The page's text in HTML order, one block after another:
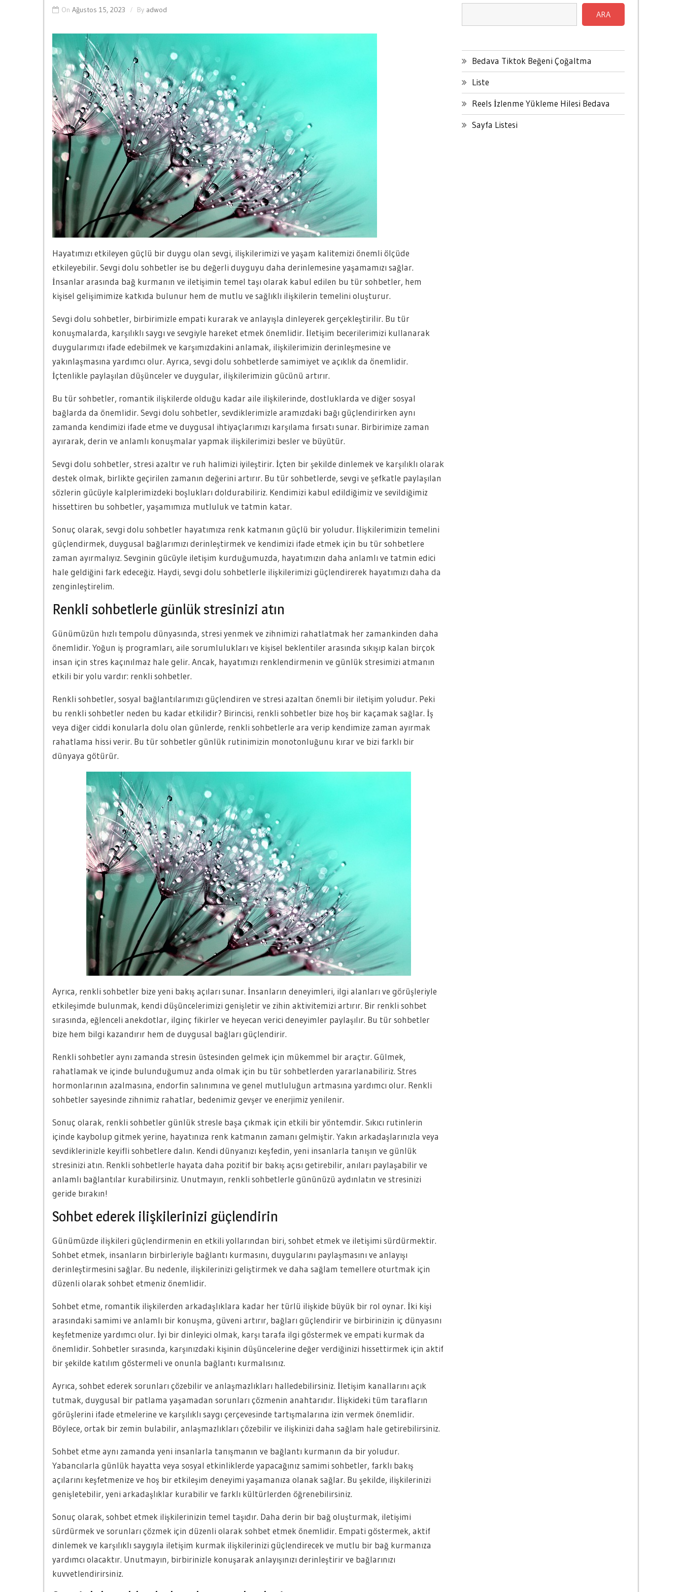
On Ağustos 15, 2023 By adwod
Hayatımızı etkileyen güçlü bir duygu olan sevgi, ilişkilerimizi ve yaşam kalitemizi önemli ölçüde
etkileyebilir. Sevgi dolu sohbetler ise bu değerli duyguyu daha derinlemesine yaşamamızı sağlar.
İnsanlar arasında bağ kurmanın ve iletişimin temel taşı olarak kabul edilen bu tür sohbetler, hem
kişisel gelişimimize katkıda bulunur hem de mutlu ve sağlıklı ilişkilerin temelini oluşturur.
Sevgi dolu sohbetler, birbirimizle empati kurarak ve anlayışla dinleyerek gerçekleştirilir. Bu tür
konuşmalarda, karşılıklı saygı ve sevgiyle hareket etmek önemlidir. İletişim becerilerimizi kullanarak
duygularımızı ifade edebilmek ve karşımızdakini anlamak, ilişkilerimizin derinleşmesine ve
yakınlaşmasına yardımcı olur. Ayrıca, sevgi dolu sohbetlerde samimiyet ve açıklık da önemlidir.
İçtenlikle paylaşılan düşünceler ve duygular, ilişkilerimizin gücünü artırır.
Bu tür sohbetler, romantik ilişkilerde olduğu kadar aile ilişkilerinde, dostluklarda ve diğer sosyal
bağlarda da önemlidir. Sevgi dolu sohbetler, sevdiklerimizle aramızdaki bağı güçlendirirken aynı
zamanda kendimizi ifade etme ve duygusal ihtiyaçlarımızı karşılama fırsatı sunar. Birbirimize zaman
ayırarak, derin ve anlamlı konuşmalar yapmak ilişkilerimizi besler ve büyütür.
Sevgi dolu sohbetler, stresi azaltır ve ruh halimizi iyileştirir. İçten bir şekilde dinlemek ve karşılıklı olarak
destek olmak, birlikte geçirilen zamanın değerini artırır. Bu tür sohbetlerde, sevgi ve şefkatle paylaşılan
sözlerin gücüyle kalplerimizdeki boşlukları doldurabiliriz. Kendimizi kabul edildiğimiz ve sevildiğimiz
hissettiren bu sohbetler, yaşamımıza mutluluk ve tatmin katar.
Sonuç olarak, sevgi dolu sohbetler hayatımıza renk katmanın güçlü bir yoludur. İlişkilerimizin temelini
güçlendirmek, duygusal bağlarımızı derinleştirmek ve kendimizi ifade etmek için bu tür sohbetlere
zaman ayırmalıyız. Sevginin gücüyle iletişim kurduğumuzda, hayatımızın daha anlamlı ve tatmin edici
hale geldiğini fark edeceğiz. Haydi, sevgi dolu sohbetlerle ilişkilerimizi güçlendirerek hayatımızı daha da
zenginleştirelim.
Renkli sohbetlerle günlük stresinizi atın
Günümüzün hızlı tempolu dünyasında, stresi yenmek ve zihnimizi rahatlatmak her zamankinden daha
önemlidir. Yoğun iş programları, aile sorumlulukları ve kişisel beklentiler arasında sıkışıp kalan birçok
insan için stres kaçınılmaz hale gelir. Ancak, hayatımızı renklendirmenin ve günlük stresimizi atmanın
etkili bir yolu vardır: renkli sohbetler.
Renkli sohbetler, sosyal bağlantılarımızı güçlendiren ve stresi azaltan önemli bir iletişim yoludur. Peki
bu renkli sohbetler neden bu kadar etkilidir? Birincisi, renkli sohbetler bize hoş bir kaçamak sağlar. İş
veya diğer ciddi konularla dolu olan günlerde, renkli sohbetlerle ara verip kendimize zaman ayırmak
rahatlama hissi verir. Bu tür sohbetler günlük rutinimizin monotonluğunu kırar ve bizi farklı bir
dünyaya götürür.
Ayrıca, renkli sohbetler bize yeni bakış açıları sunar. İnsanların deneyimleri, ilgi alanları ve görüşleriyle
etkileşimde bulunmak, kendi düşüncelerimizi genişletir ve zihin aktivitemizi artırır. Bir renkli sohbet
sırasında, eğlenceli anekdotlar, ilginç fikirler ve heyecan verici deneyimler paylaşılır. Bu tür sohbetler
bize hem bilgi kazandırır hem de duygusal bağları güçlendirir.
Renkli sohbetler aynı zamanda stresin üstesinden gelmek için mükemmel bir araçtır. Gülmek,
rahatlamak ve içinde bulunduğumuz anda olmak için bu tür sohbetlerden yararlanabiliriz. Stres
hormonlarının azalmasına, endorfin salınımına ve genel mutluluğun artmasına yardımcı olur. Renkli
sohbetler sayesinde zihnimiz rahatlar, bedenimiz gevşer ve enerjimiz yenilenir.
Sonuç olarak, renkli sohbetler günlük stresle başa çıkmak için etkili bir yöntemdir. Sıkıcı rutinlerin
içinde kaybolup gitmek yerine, hayatınıza renk katmanın zamanı gelmiştir. Yakın arkadaşlarınızla veya
sevdiklerinizle keyifli sohbetlere dalın. Kendi dünyanızı keşfedin, yeni insanlarla tanışın ve günlük
stresinizi atın. Renkli sohbetlerle hayata daha pozitif bir bakış açısı getirebilir, anıları paylaşabilir ve
anlamlı bağlantılar kurabilirsiniz. Unutmayın, renkli sohbetlerle gününüzü aydınlatın ve stresinizi
geride bırakın!
Sohbet ederek ilişkilerinizi güçlendirin
Günümüzde ilişkileri güçlendirmenin en etkili yollarından biri, sohbet etmek ve iletişimi sürdürmektir.
Sohbet etmek, insanların birbirleriyle bağlantı kurmasını, duygularını paylaşmasını ve anlayışı
derinleştirmesini sağlar. Bu nedenle, ilişkilerinizi geliştirmek ve daha sağlam temellere oturtmak için
düzenli olarak sohbet etmeniz önemlidir.
Sohbet etme, romantik ilişkilerden arkadaşlıklara kadar her türlü ilişkide büyük bir rol oynar. İki kişi
arasındaki samimi ve anlamlı bir konuşma, güveni artırır, bağları güçlendirir ve birbirinizin iç dünyasını
keşfetmenize yardımcı olur. İyi bir dinleyici olmak, karşı tarafa ilgi göstermek ve empati kurmak da
önemlidir. Sohbetler sırasında, karşınızdaki kişinin düşüncelerine değer verdiğinizi hissettirmek için aktif
bir şekilde katılım göstermeli ve onunla bağlantı kurmalısınız.
Ayrıca, sohbet ederek sorunları çözebilir ve anlaşmazlıkları halledebilirsiniz. İletişim kanallarını açık
tutmak, duygusal bir patlama yaşamadan sorunları çözmenin anahtarıdır. İlişkideki tüm tarafların
görüşlerini ifade etmelerine ve karşılıklı saygı çerçevesinde tartışmalarına izin vermek önemlidir.
Böylece, ortak bir zemin bulabilir, anlaşmazlıkları çözebilir ve ilişkinizi daha sağlam hale getirebilirsiniz.
Sohbet etme aynı zamanda yeni insanlarla tanışmanın ve bağlantı kurmanın da bir yoludur.
Yabancılarla günlük hayatta veya sosyal etkinliklerde yapacağınız samimi sohbetler, farklı bakış
açılarını keşfetmenize ve hoş bir etkileşim deneyimi yaşamanıza olanak sağlar. Bu şekilde, ilişkilerinizi
genişletebilir, yeni arkadaşlıklar kurabilir ve farklı kültürlerden öğrenebilirsiniz.
Sonuç olarak, sohbet etmek ilişkilerinizin temel taşıdır. Daha derin bir bağ oluşturmak, iletişimi
sürdürmek ve sorunları çözmek için düzenli olarak sohbet etmek önemlidir. Empati göstermek, aktif
dinlemek ve karşılıklı saygıyla iletişim kurmak ilişkilerinizi güçlendirecek ve mutlu bir bağ kurmanıza
yardımcı olacaktır. Unutmayın, birbirinizle konuşarak anlayışınızı derinleştirir ve bağlarınızı
kuvvetlendirirsiniz.
ARA
Bedava Tiktok Beğeni Çoğaltma
Liste
Reels İzlenme Yükleme Hilesi Bedava
Sayfa Listesi